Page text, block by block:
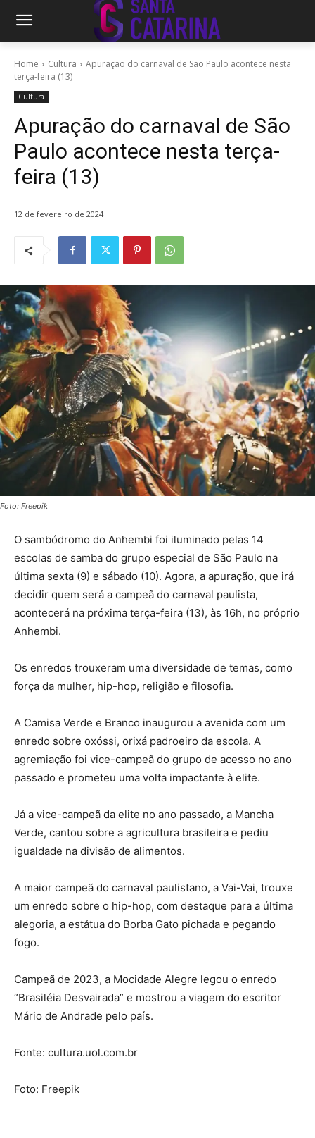
Home Cultura
Apuração do carnaval de São Paulo acontece nesta
terça-feira (13)
Cultura
Apuração do carnaval de São
Paulo acontece nesta terça-
feira (13)
12 de fevereiro de 2024
Foto: Freepik
O sambódromo do Anhembi foi iluminado pelas 14
escolas de samba do grupo especial de São Paulo na
última sexta (9) e sábado (10). Agora, a apuração, que irá
decidir quem será a campeã do carnaval paulista,
acontecerá na próxima terça-feira (13), às 16h, no próprio
Anhembi.
Os enredos trouxeram uma diversidade de temas, como
força da mulher, hip-hop, religião e filosofia.
A Camisa Verde e Branco inaugurou a avenida com um
enredo sobre oxóssi, orixá padroeiro da escola. A
agremiação foi vice-campeã do grupo de acesso no ano
passado e prometeu uma volta impactante à elite.
Já a vice-campeã da elite no ano passado, a Mancha
Verde, cantou sobre a agricultura brasileira e pediu
igualdade na divisão de alimentos.
A maior campeã do carnaval paulistano, a Vai-Vai, trouxe
um enredo sobre o hip-hop, com destaque para a última
alegoria, a estátua do Borba Gato pichada e pegando
fogo.
Campeã de 2023, a Mocidade Alegre legou o enredo
“Brasiléia Desvairada” e mostrou a viagem do escritor
Mário de Andrade pelo país.
Fonte: cultura.uol.com.br
Foto: Freepik